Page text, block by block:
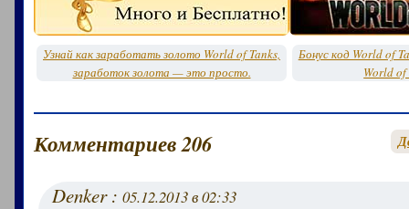
Узнай как заработать золото World of Tanks,
заработок золота — это просто.
Бонус код World of
World of
Комментариев 206
Denker :05.12.2013 в 02:33